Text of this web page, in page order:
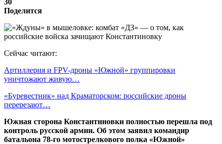
Поделится
Сейчас читают:
Артиллерия и FPV-дроны «Южной» группировки
уничтожают живую…
«Буревестник» над Краматорском: российские дроны
перерезают…
Южная сторона Константиновки полностью перешла под
контроль русской армии. Об этом заявил командир
батальона 78-го мотострелкового полка «Южной»